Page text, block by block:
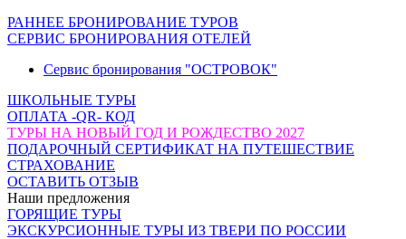
РАННЕЕ БРОНИРОВАНИЕ ТУРОВ
СЕРВИС БРОНИРОВАНИЯ ОТЕЛЕЙ
Сервис бронирования "ОСТРОВОК"
ШКОЛЬНЫЕ ТУРЫ
ОПЛАТА -QR- КОД
ТУРЫ НА НОВЫЙ ГОД И РОЖДЕСТВО 2027
ПОДАРОЧНЫЙ СЕРТИФИКАТ НА ПУТЕШЕСТВИЕ
СТРАХОВАНИЕ
ОСТАВИТЬ ОТЗЫВ
Наши предложения
ГОРЯЩИЕ ТУРЫ
ЭКСКУРСИОННЫЕ ТУРЫ ИЗ ТВЕРИ ПО РОССИИ